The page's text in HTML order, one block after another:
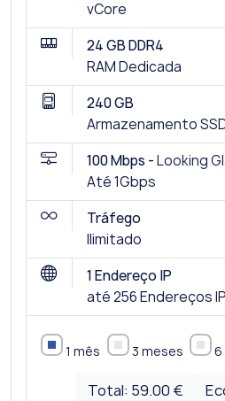
vCore
24 GB DDR4
RAM Dedicada
240 GB
Armazenamento
100 Mbps -Looking
Até 1Gbps
Tráfego
Ilimitado
1 Endereço IP
até 256 Endereços IP
1 mês 3 meses 6
Total: 59.00 €